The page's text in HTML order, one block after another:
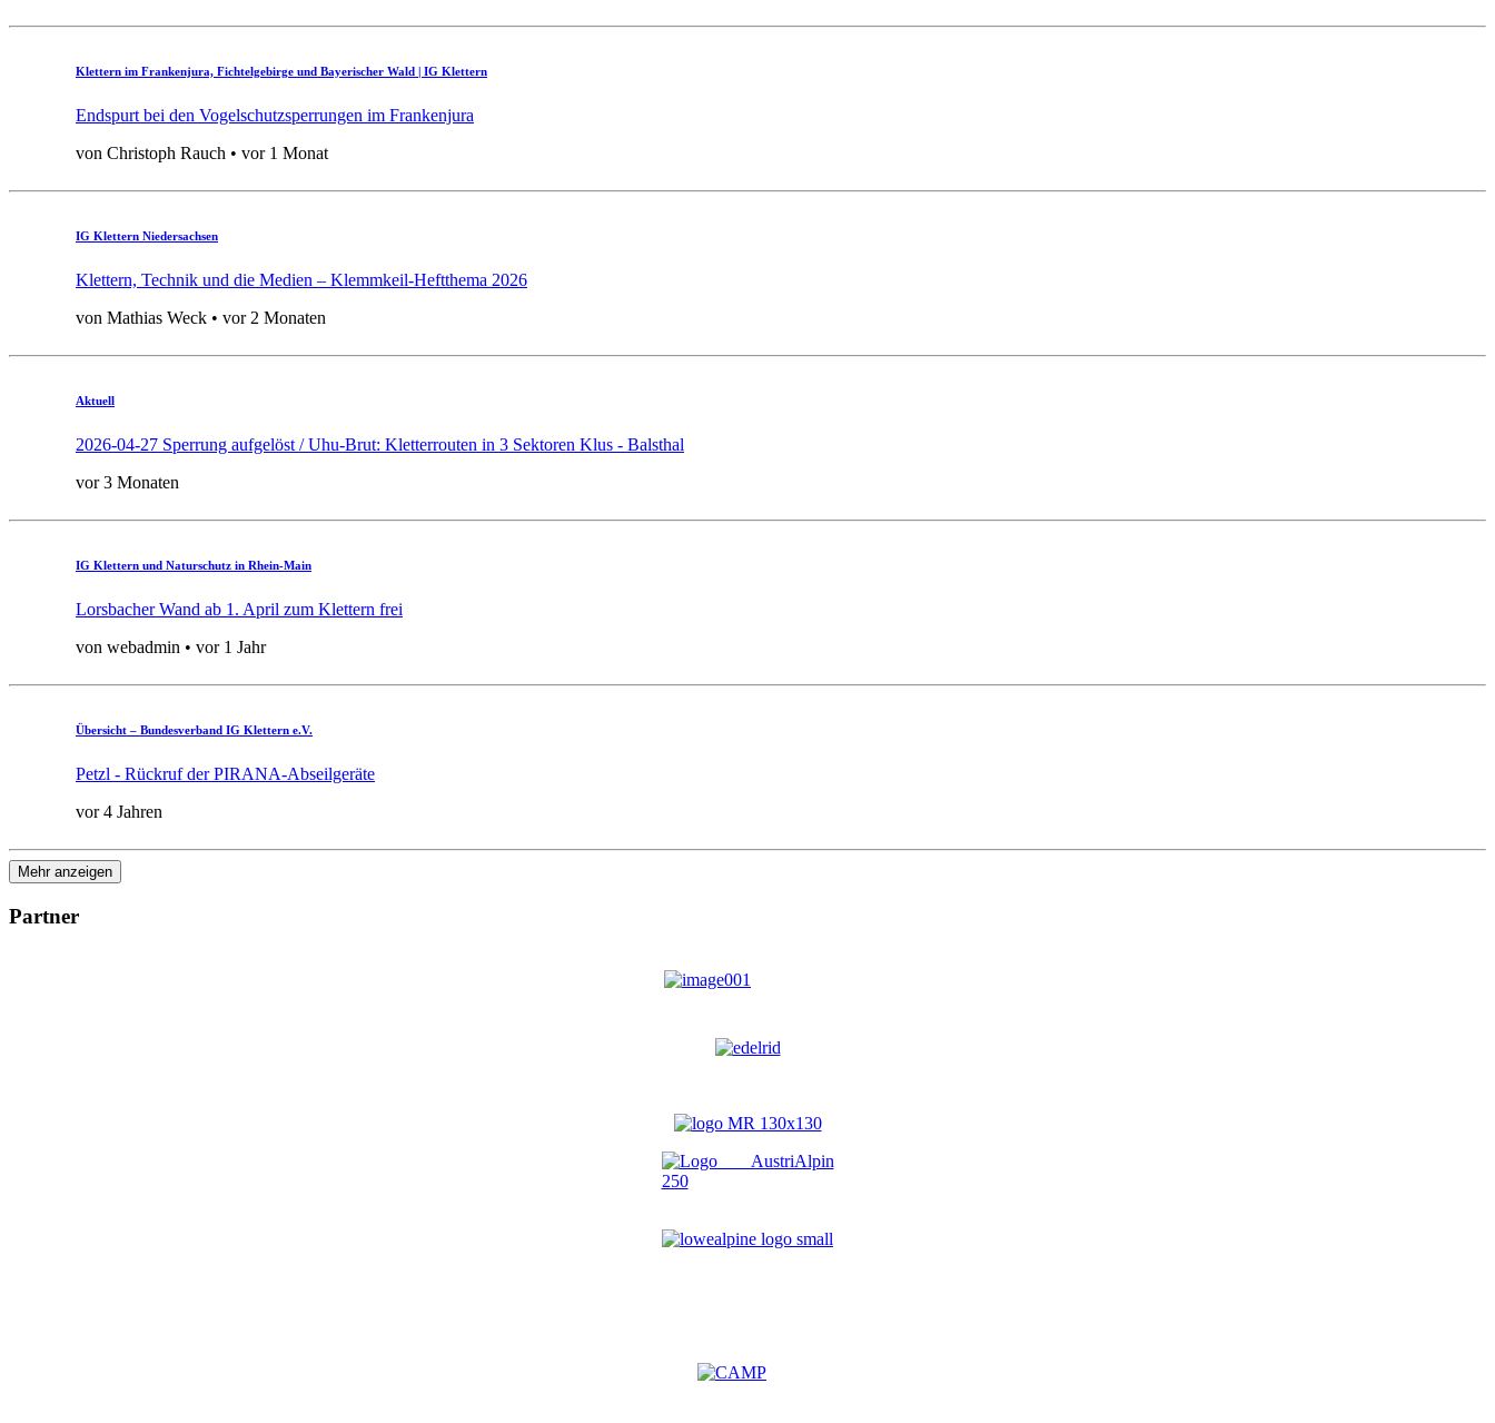
Klettern im Frankenjura, Fichtelgebirge und Bayerischer Wald | IG Klettern
Endspurt bei den Vogelschutzsperrungen im Frankenjura
von Christoph Rauch • vor 1 Monat
IG Klettern Niedersachsen
Klettern, Technik und die Medien – Klemmkeil-Heftthema 2026
von Mathias Weck • vor 2 Monaten
Aktuell
2026-04-27 Sperrung aufgelöst / Uhu-Brut: Kletterrouten in 3 Sektoren Klus - Balsthal
vor 3 Monaten
IG Klettern und Naturschutz in Rhein-Main
Lorsbacher Wand ab 1. April zum Klettern frei
von webadmin • vor 1 Jahr
Übersicht – Bundesverband IG Klettern e.V.
Petzl - Rückruf der PIRANA-Abseilgeräte
vor 4 Jahren
Mehr anzeigen
Partner